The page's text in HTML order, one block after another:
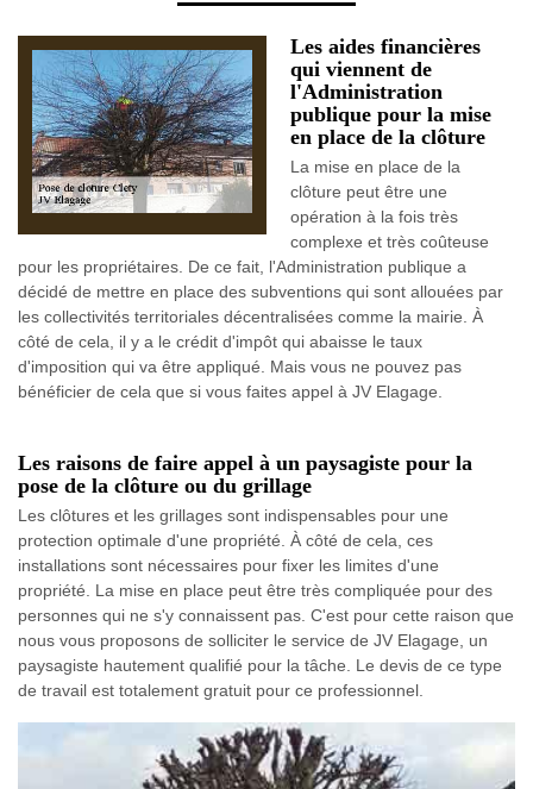
Les aides financières
qui viennent de
l'Administration
publique pour la mise
en place de la clôture
La mise en place de la
clôture peut être une
opération à la fois très
complexe et très coûteuse
pour les propriétaires. De ce fait, l'Administration publique a
décidé de mettre en place des subventions qui sont allouées par
les collectivités territoriales décentralisées comme la mairie. À
côté de cela, il y a le crédit d'impôt qui abaisse le taux
d'imposition qui va être appliqué. Mais vous ne pouvez pas
bénéficier de cela que si vous faites appel à JV Elagage.
Les raisons de faire appel à un paysagiste pour la
pose de la clôture ou du grillage
Les clôtures et les grillages sont indispensables pour une
protection optimale d'une propriété. À côté de cela, ces
installations sont nécessaires pour fixer les limites d'une
propriété. La mise en place peut être très compliquée pour des
personnes qui ne s'y connaissent pas. C'est pour cette raison que
nous vous proposons de solliciter le service de JV Elagage, un
paysagiste hautement qualifié pour la tâche. Le devis de ce type
de travail est totalement gratuit pour ce professionnel.